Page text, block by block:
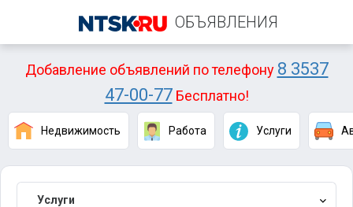
ОБЪЯВЛЕНИЯ
Добавление объявлений по телефону 8 3537
47-00-77Бесплатно!
Недвижимость Работа Услуги
Услуги